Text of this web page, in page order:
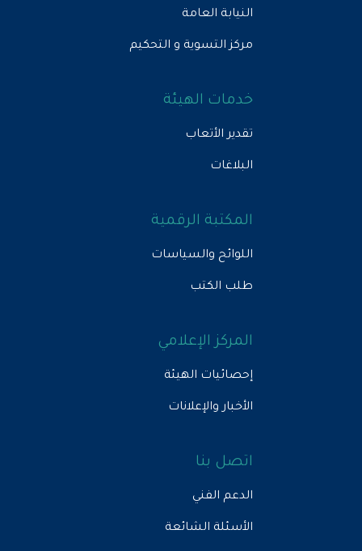
النيابة العامة
مركز التسوية و التحكيم
خدمات الهيئة
تقدير الأتعاب
البلاغات
المكتبة الرقمية
اللوائح والسياسات
طلب الكتب
المركز الإعلامي
إحصائيات الهيئة
الأخبار والإعلانات
اتصل بنا
الدعم الفني
الأسئلة الشائعة